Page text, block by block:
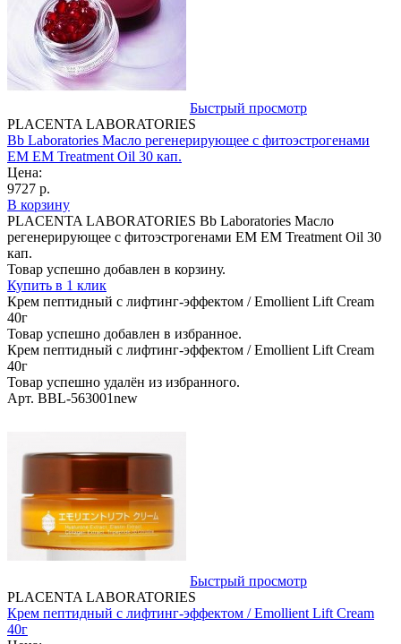
Быстрый просмотр
PLACENTA LABORATORIES
Bb Laboratories Масло регенерирующее с фитоэстрогенами
EM ЕМ Treatment Oil 30 кап.
Цена:
9727 р.
В корзину
PLACENTA LABORATORIES Bb Laboratories Масло
регенерирующее с фитоэстрогенами EM ЕМ Treatment Oil 30
кап.
Товар успешно добавлен в корзину.
Купить в 1 клик
Крем пептидный с лифтинг-эффектом / Emollient Lift Сream
40г
Товар успешно добавлен в избранное.
Крем пептидный с лифтинг-эффектом / Emollient Lift Сream
40г
Товар успешно удалён из избранного.
Арт. BBL-563001new
Быстрый просмотр
PLACENTA LABORATORIES
Крем пептидный с лифтинг-эффектом / Emollient Lift Сream
40г